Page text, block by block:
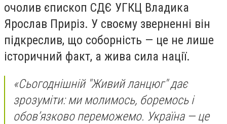
очолив єпископ СДЄ УГКЦ Владика
Ярослав Приріз. У своєму зверненні він
підкреслив, що соборність — це не лише
історичний факт, а жива сила нації.
«Сьогоднішній "Живий ланцюг" дає
зрозуміти: ми молимось, боремось і
обов’язково переможемо. Україна — це